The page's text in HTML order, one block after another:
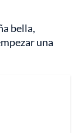
bella,
una